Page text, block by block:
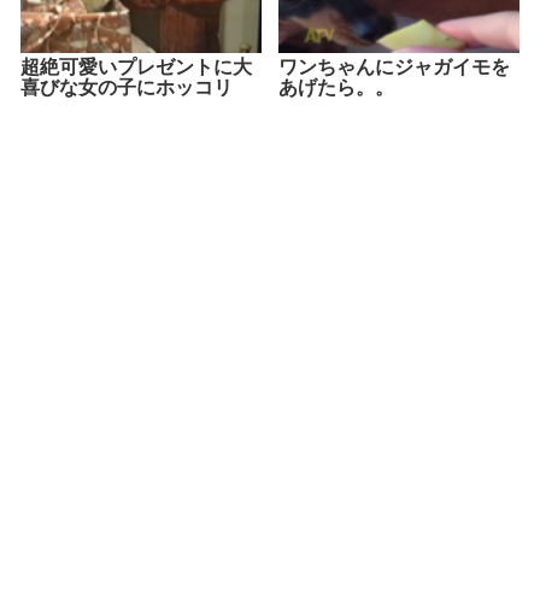
超絶可愛いプレゼントに大
喜びな女の子にホッコリ
ワンちゃんにジャガイモを
あげたら。。